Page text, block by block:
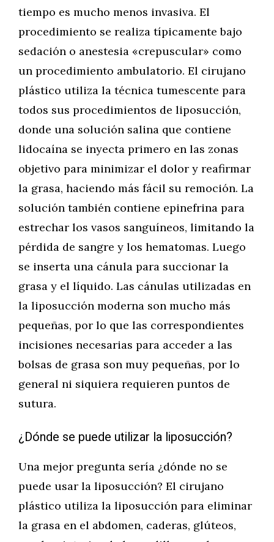
tiempo es mucho menos invasiva. El
procedimiento se realiza típicamente bajo
sedación o anestesia «crepuscular» como
un procedimiento ambulatorio. El cirujano
plástico utiliza la técnica tumescente para
todos sus procedimientos de liposucción,
donde una solución salina que contiene
lidocaína se inyecta primero en las zonas
objetivo para minimizar el dolor y reafirmar
la grasa, haciendo más fácil su remoción. La
solución también contiene epinefrina para
estrechar los vasos sanguíneos, limitando la
pérdida de sangre y los hematomas. Luego
se inserta una cánula para succionar la
grasa y el líquido. Las cánulas utilizadas en
la liposucción moderna son mucho más
pequeñas, por lo que las correspondientes
incisiones necesarias para acceder a las
bolsas de grasa son muy pequeñas, por lo
general ni siquiera requieren puntos de
sutura.
¿Dónde se puede utilizar la liposucción?
Una mejor pregunta sería ¿dónde no se
puede usar la liposucción? El cirujano
plástico utiliza la liposucción para eliminar
la grasa en el abdomen, caderas, glúteos,